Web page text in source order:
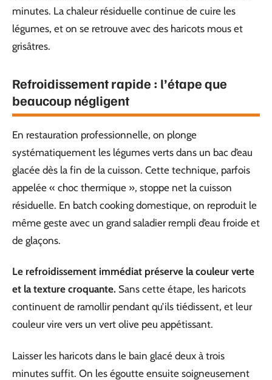
minutes. La chaleur résiduelle continue de cuire les
légumes, et on se retrouve avec des haricots mous et
grisâtres.
Refroidissement rapide : l’étape que
beaucoup négligent
En restauration professionnelle, on plonge
systématiquement les légumes verts dans un bac d’eau
glacée dès la fin de la cuisson. Cette technique, parfois
appelée « choc thermique », stoppe net la cuisson
résiduelle. En batch cooking domestique, on reproduit le
même geste avec un grand saladier rempli d’eau froide et
de glaçons.
Le refroidissement immédiat préserve la couleur verte
et la texture croquante. Sans cette étape, les haricots
continuent de ramollir pendant qu’ils tiédissent, et leur
couleur vire vers un vert olive peu appétissant.
Laisser les haricots dans le bain glacé deux à trois
minutes suffit. On les égoutte ensuite soigneusement